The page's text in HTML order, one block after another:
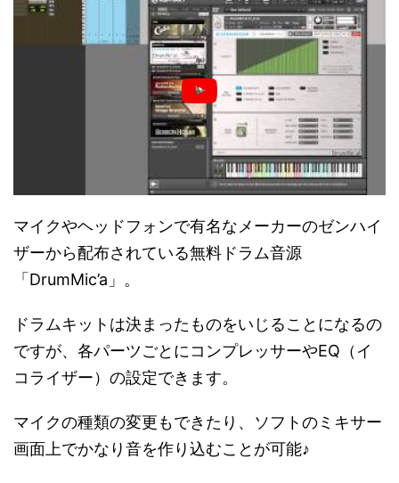
マイクやヘッドフォンで有名なメーカーのゼンハイ
ザーから配布されている無料ドラム音源
「DrumMic’a」。
ドラムキットは決まったものをいじることになるの
ですが、各パーツごとにコンプレッサーやEQ（イ
コライザー）の設定できます。
マイクの種類の変更もできたり、ソフトのミキサー
画面上でかなり音を作り込むことが可能♪